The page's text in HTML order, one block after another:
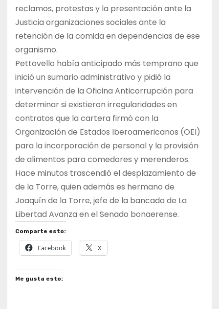
reclamos, protestas y la presentación ante la
Justicia organizaciones sociales ante la
retención de la comida en dependencias de ese
organismo.
Pettovello había anticipado más temprano que
inició un sumario administrativo y pidió la
intervención de la Oficina Anticorrupción para
determinar si existieron irregularidades en
contratos que la cartera firmó con la
Organización de Estados Iberoamericanos (OEI)
para la incorporación de personal y la provisión
de alimentos para comedores y merenderos.
Hace minutos trascendió el desplazamiento de
de la Torre, quien además es hermano de
Joaquín de la Torre, jefe de la bancada de La
Libertad Avanza en el Senado bonaerense.
Comparte esto:
Facebook X
Me gusta esto: